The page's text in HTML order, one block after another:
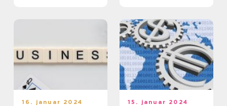
16. januar 2024 15. januar 2024